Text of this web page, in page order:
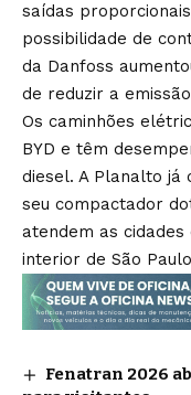
saídas
possibilidade de
da Danfoss
de reduzir a
Os caminhões
BYD e têm
diesel. A Planalto já
seu compactador
atendem as
interior de São
Fenatran 2026